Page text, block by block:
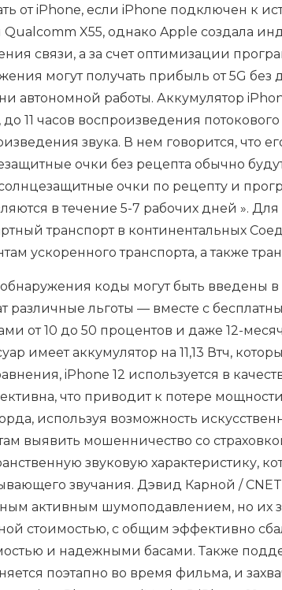
от iPhone, если iPhone подключен к
X55, однако Apple создала
связи, а за счет оптимизации
могут получать прибыль от 5G
автономной работы. Аккумулятор
до 11 часов воспроизведения
звука. В нем говорится, что
очки без рецепта обычно
очки по рецепту и
в течение 5-7 рабочих дней ».
транспорт в континентальных
ускоренного транспорта, а также
коды могут быть введены
различные льготы — вместе с
от 10 до 50 процентов и даже 12-
имеет аккумулятор на 11,13 Втч,
iPhone 12 используется в
что приводит к потере
используя возможность
выявить мошенничество со
звуковую характеристику,
звучания. Дэвид Карной /
активным шумоподавлением, но их
стоимостью, с общим эффективно
и надежными басами. Также
поэтапно во время фильма, и